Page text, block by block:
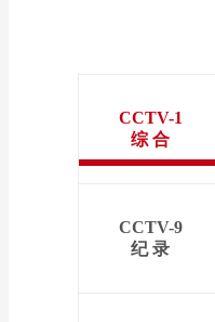
CCTV-1
综 合
CCTV-9
纪 录